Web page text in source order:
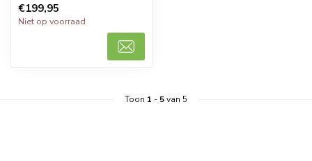
70 ...
€199,95
Niet op voorraad
Toon 1 - 5van 5